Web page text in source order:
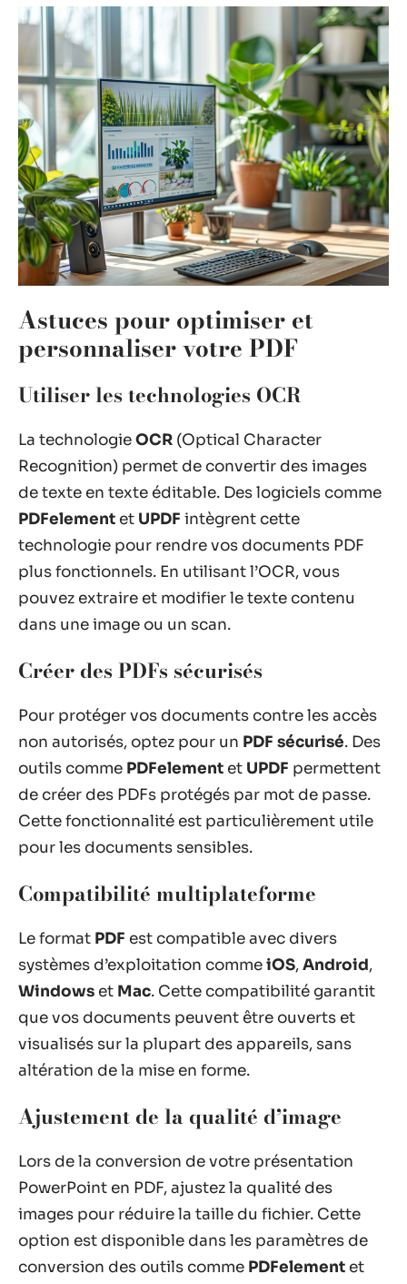
Astuces pour optimiser et
personnaliser votre PDF
Utiliser les technologies OCR
La technologieOCR (Optical Character
Recognition) permet de convertir des images
de texte en texte éditable. Des logiciels comme
PDFelement et UPDF intègrent cette
technologie pour rendre vos documents PDF
plus fonctionnels. En utilisant l’OCR, vous
pouvez extraire et modifier le texte contenu
dans une image ou un scan.
Créer des PDFs sécurisés
Pour protéger vos documents contre les accès
non autorisés, optez pour un PDF sécurisé. Des
outils comme PDFelement et UPDF permettent
de créer des PDFs protégés par mot de passe.
Cette fonctionnalité est particulièrement utile
pour les documents sensibles.
Compatibilité multiplateforme
Le format PDF est compatible avec divers
systèmes d’exploitation commeiOS,Android,
Windows et Mac. Cette compatibilité garantit
que vos documents peuvent être ouverts et
visualisés sur la plupart des appareils, sans
altération de la mise en forme.
Ajustement de la qualité d’image
Lors de la conversion de votre présentation
PowerPoint en PDF, ajustez la qualité des
images pour réduire la taille du fichier. Cette
option est disponible dans les paramètres de
conversion des outils comme PDFelement et